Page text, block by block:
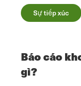
Sự tiếp xúc
Báo cáo
gì?